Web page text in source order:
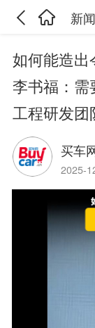
新
如何能造出
李书福：需
工程研发团
买车
2025-